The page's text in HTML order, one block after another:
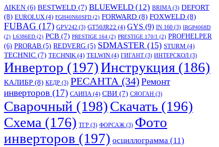
AIKEN (6) BESTWELD (7) BLUEWELD (12) BRIMA(3) DEFORT
(8) EUROLUX (4) FGH40N60SFD (2) FORWARD (8) FOXWELD (8)
FUBAG (17) GPV242 (3) GT50JR22 (4) GYS (9) IN 160 (3) IRGP4068D
(2) L6386ED (2) PCB (7) PRESTIGE 164 (2) PRESTIGE 170/1 (2) PROFHELPER
(6) PRORAB (5) REDVERG (5) SDMASTER (15) STURM (4)
TECHNIC (7) TECHNIK (4) TELWIN (4) ГИГАНТ(3) ИНТЕРСКОЛ (3)
Инвертор (197)Инструкция (186)
КАЛИБР (8) КЕДР (3) РЕСАНТА (34)Ремонт
инверторов (17) САИПА(4) СВИ (7) СЯОГАН (3)
Сварочный (198)Скачать (196)
Схема (176) ТГР (3) ФОРСАЖ (3) Фото
инверторов (197) осциллограмма (11)